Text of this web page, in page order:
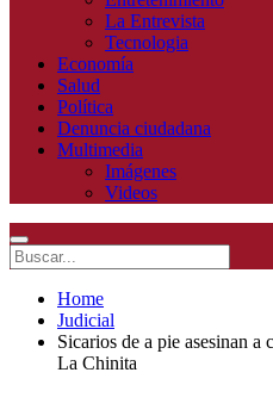
La Entrevista
Tecnologia
Economía
Salud
Política
Denuncia ciudadana
Multimedia
Imágenes
Videos
Home
Judicial
Sicarios de a pie asesinan
La Chinita